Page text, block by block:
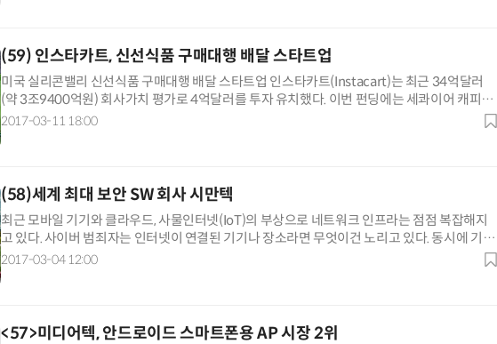
(59) 인스타카트, 신선식품 구매대행 배달 스타트업
미국 실리콘밸리 신선식품 구매대행 배달 스타트업 인스타카트(Instacart)는 최근 34억달러
(약 3조9400억원) 회사가치 평가로 4억달러를 투자 유치했다. 이번 펀딩에는 세콰이어 캐피털,
Y컴비네이터, 앤드리슨호로...
2017-03-11 18:00
(58)세계 최대 보안 SW 회사 시만텍
최근 모바일 기기와 클라우드, 사물인터넷(IoT)의 부상으로 네트워크 인프라는 점점 복잡해지
고 있다. 사이버 범죄자는 인터넷이 연결된 기기나 장소라면 무엇이건 노리고 있다. 동시에 기업
의 비즈니스 활동은 점점...
2017-03-04 12:00
<57>미디어텍, 안드로이드 스마트폰용 AP 시장 2위